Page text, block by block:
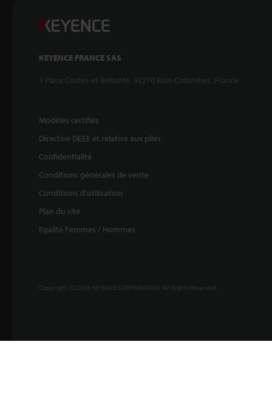
KEYENCE FRANCE SAS
1 Place Costes et Bellonte, 92270 Bois-Colombes, France
Modèles certifiés
Directive DEEE et relative aux piles
Confidentialité
Conditions générales de vente
Conditions d'utilisation
Plan du site
Egalité Femmes / Hommes
Copyright (C) 2026 KEYENCE CORPORATION. All Rights Reserved.